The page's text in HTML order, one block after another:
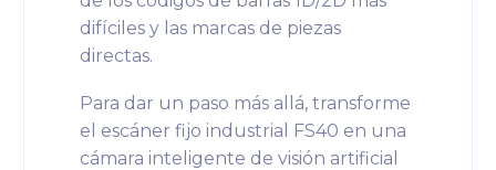
difíciles y las marcas de piezas
directas.
Para dar un paso más allá, transforme
el escáner fijo industrial FS40 en una
cámara inteligente de visión artificial